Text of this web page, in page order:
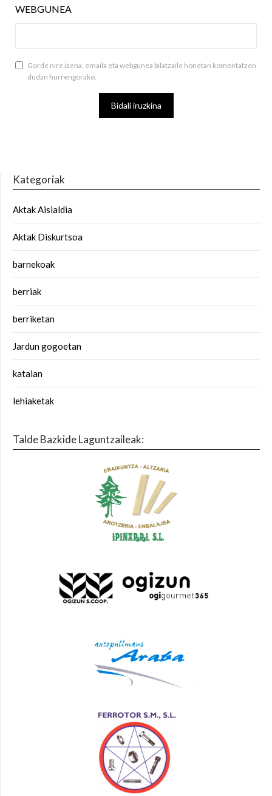
WEBGUNEA
Gorde nire izena, emaila eta webgunea bilatzaile honetan komentatzen
dudan hurrengorako.
Kategoriak
Aktak Aisialdia
Aktak Diskurtsoa
barnekoak
berriak
berriketan
Jardun gogoetan
kataian
lehiaketak
Talde Bazkide Laguntzaileak: